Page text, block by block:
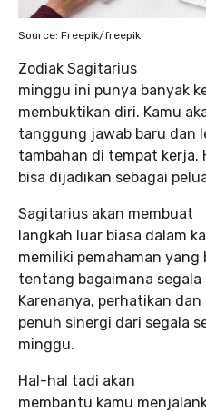
Source: Freepik/freepik
Zodiak Sagitarius
minggu ini punya banyak
membuktikan diri. Kamu
tanggung jawab baru dan
tambahan di tempat kerja.
bisa dijadikan sebagai
Sagitarius akan membuat
langkah luar biasa dalam
memiliki pemahaman yang
tentang bagaimana
Karenanya, perhatikan
penuh sinergi dari segala
minggu.
Hal-hal tadi akan
membantu kamu